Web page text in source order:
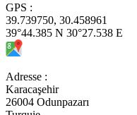
GPS :
39.739750, 30.458961
39°44.385 N 30°27.538 E
Adresse :
Karacaşehir
26004 Odunpazarı